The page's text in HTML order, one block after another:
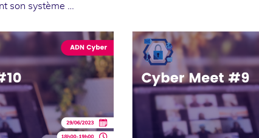
son système …